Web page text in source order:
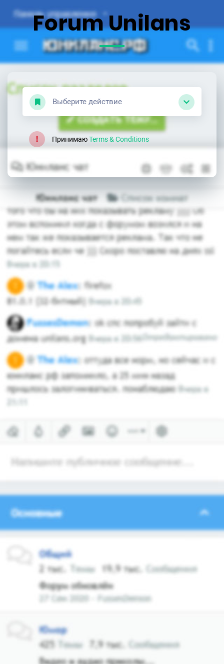
Forum Unilans
Выберите действие
ПринимаюTerms & Conditions